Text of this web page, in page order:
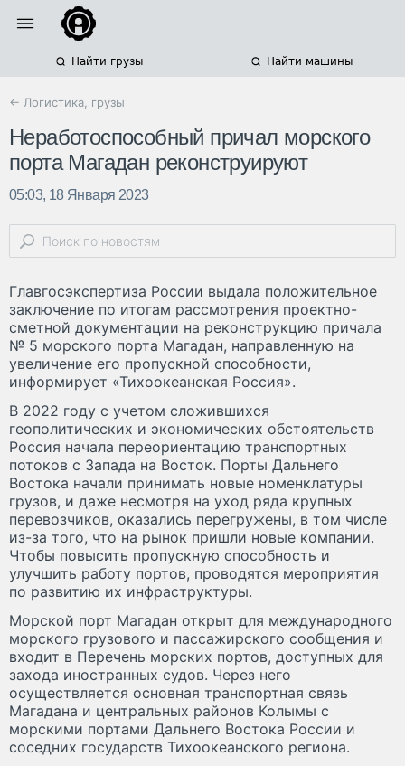
Найти грузы Найти машины
← Логистика, грузы
Неработоспособный причал морского
порта Магадан реконструируют
05:03, 18 Января 2023
Главгосэкспертиза России выдала положительное
заключение по итогам рассмотрения проектно-
сметной документации на реконструкцию причала
№ 5 морского порта Магадан, направленную на
увеличение его пропускной способности,
информирует «Тихоокеанская Россия».
В 2022 году с учетом сложившихся
геополитических и экономических обстоятельств
Россия начала переориентацию транспортных
потоков с Запада на Восток. Порты Дальнего
Востока начали принимать новые номенклатуры
грузов, и даже несмотря на уход ряда крупных
перевозчиков, оказались перегружены, в том числе
из-за того, что на рынок пришли новые компании.
Чтобы повысить пропускную способность и
улучшить работу портов, проводятся мероприятия
по развитию их инфраструктуры.
Морской порт Магадан открыт для международного
морского грузового и пассажирского сообщения и
входит в Перечень морских портов, доступных для
захода иностранных судов. Через него
осуществляется основная транспортная связь
Магадана и центральных районов Колымы с
морскими портами Дальнего Востока России и
соседних государств Тихоокеанского региона.